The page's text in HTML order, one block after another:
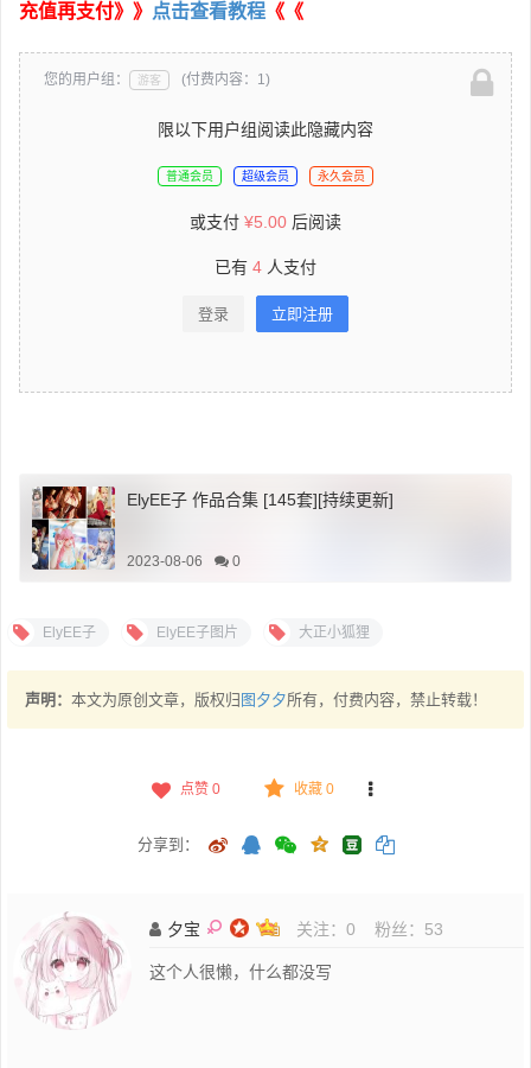
充值再支付》》 点击查看教程 《《
您的用户组： 游客 (付费内容：1)
限以下用户组阅读此隐藏内容
普通会员 超级会员 永久会员
或支付 ¥5.00 后阅读
已有 4 人支付
登录 立即注册
ElyEE子 作品合集 [145套][持续更新]
2023-08-06 0
ElyEE子 ElyEE子图片 大正小狐狸
声明： 本文为原创文章，版权归 图夕夕所有，付费内容，禁止转载！
点赞 0 收藏 0
分享到：
夕宝 关注： 0 粉丝： 53
这个人很懒，什么都没写